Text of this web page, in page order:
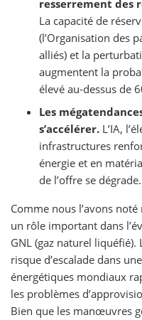
resserrement des
La capacité de
(l’Organisation des
alliés) et la
augmentent la
élevé au-dessus de
Les
s’accélérer. L’IA,
infrastructures
énergie et en
de l’offre se dégrade.
Comme nous l’avons
un rôle important dans
GNL (gaz naturel liquéfié).
risque d’escalade dans
énergétiques mondiaux
les problèmes
Bien que les manœuvres